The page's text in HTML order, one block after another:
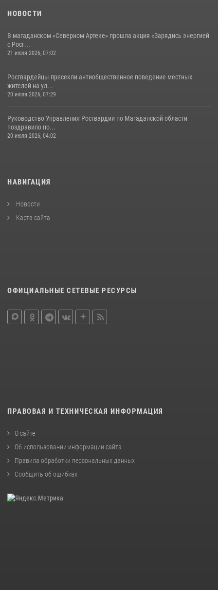
НОВОСТИ
В магаданском «Северном Артеке» прошла акция «Зарядись энергией
с Росг...
21 июля 2026, 07:02
Росгвардейцы пресекли антиобщественное поведение местных
жителей на ул...
20 июля 2026, 07:29
Руководство Управления Росгвардии по Магаданской области
поздравило по...
20 июля 2026, 04:02
НАВИГАЦИЯ
Новости
Карта сайта
ОФИЦИАЛЬНЫЕ СЕТЕВЫЕ РЕСУРСЫ
ПРАВОВАЯ И ТЕХНИЧЕСКАЯ ИНФОРМАЦИЯ
О сайте
Об использовании информации сайта
Правила обработки персональных данных
Сообщить об ошибках